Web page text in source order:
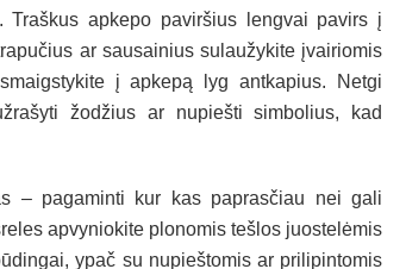
Traškus apkepo paviršius lengvai pavirs į
ar sausainius sulaužykite įvairiomis
į apkepą lyg antkapius. Netgi
žodžius ar nupiešti simbolius, kad
– pagaminti kur kas paprasčiau nei gali
apvyniokite plonomis tešlos juostelėmis
ypač su nupieštomis ar prilipintomis